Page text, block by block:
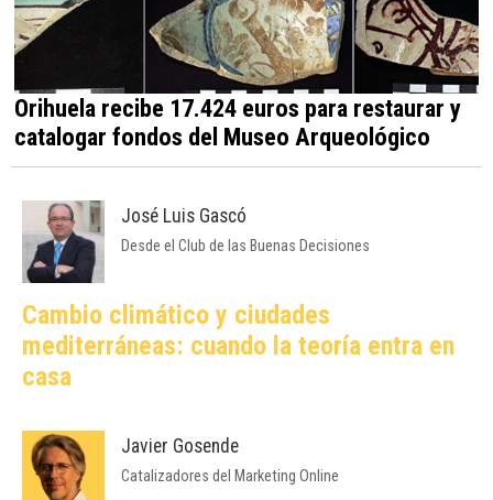
Orihuela recibe 17.424 euros para restaurar y
catalogar fondos del Museo Arqueológico
José Luis Gascó
Desde el Club de las Buenas Decisiones
Cambio climático y ciudades
mediterráneas: cuando la teoría entra en
casa
Javier Gosende
Catalizadores del Marketing Online